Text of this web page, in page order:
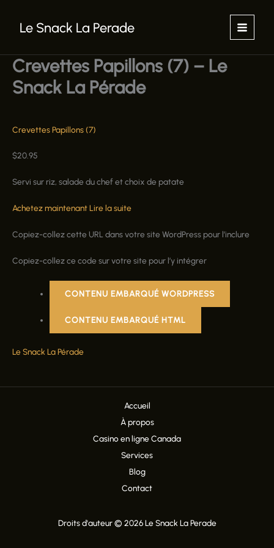
contenuLe Snack La Perade
Crevettes Papillons (7) – Le
Snack La Pérade
Crevettes Papillons (7)
$20.95
Servi sur riz, salade du chef et choix de patate
Achetez maintenantLire la suite
Copiez-collez cette URL dans votre site WordPress pour l’inclure
Copiez-collez ce code sur votre site pour l’y intégrer
CONTENU EMBARQUÉ WORDPRESS
CONTENU EMBARQUÉ HTML
Le Snack La Pérade
Accueil
À propos
Casino en ligne Canada
Services
Blog
Contact
Droits d'auteur © 2026 Le Snack La Perade